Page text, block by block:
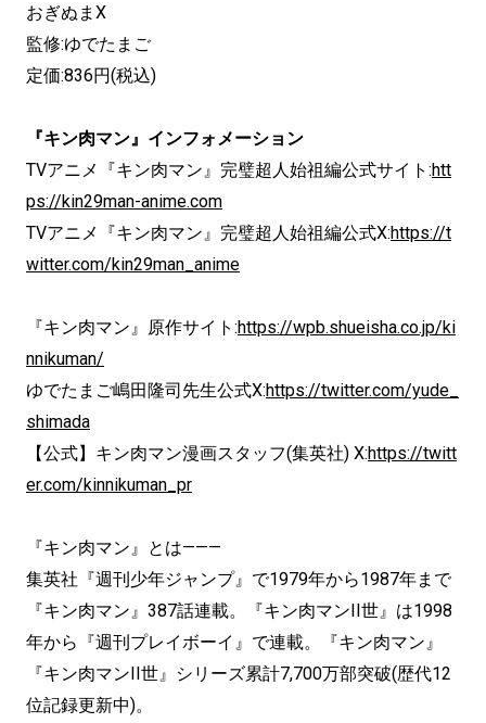
おぎぬまX
監修:ゆでたまご
定価:836円(税込)
『キン肉マン』インフォメーション
TVアニメ『キン肉マン』完璧超人始祖編公式サイト:htt
ps://kin29man-anime.com
TVアニメ『キン肉マン』完璧超人始祖編公式X:https://t
witter.com/kin29man_anime
『キン肉マン』原作サイト:https://wpb.shueisha.co.jp/ki
nnikuman/
ゆでたまご嶋田隆司先生公式X:https://twitter.com/yude_
shimada
【公式】キン肉マン漫画スタッフ(集英社) X:https://twitt
er.com/kinnikuman_pr
『キン肉マン』とは———
集英社『週刊少年ジャンプ』で1979年から1987年まで
『キン肉マン』387話連載。『キン肉マンII世』は1998
年から『週刊プレイボーイ』で連載。『キン肉マン』
『キン肉マンII世』シリーズ累計7,700万部突破(歴代12
位記録更新中)。